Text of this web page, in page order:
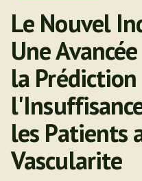
Le Nouvel
Une
la Prédiction
les Patients
Vascularite